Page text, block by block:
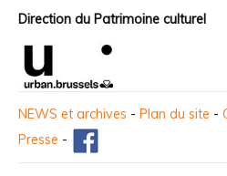
Direction du Patrimoine culturel
NEWS et archives - Plan du site -
Presse -